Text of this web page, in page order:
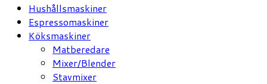
Hushållsmaskiner
Espressomaskiner
Köksmaskiner
Matberedare
Mixer/Blender
Stavmixer